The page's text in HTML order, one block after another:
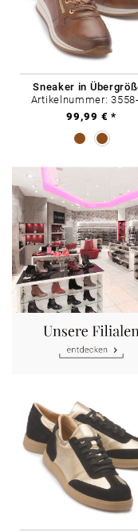
Sneaker in
Artikelnummer:
99,99 € *